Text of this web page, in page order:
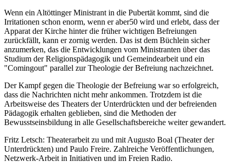
Wenn ein Altöttinger Ministrant in die Pubertät kommt, sind die
Irritationen schon enorm, wenn er aber50 wird und erlebt, dass der
Apparat der Kirche hinter die früher wichtigen Befreiungen
zurückfällt, kann er zornig werden. Das ist dem Büchlein sicher
anzumerken, das die Entwicklungen vom Ministranten über das
Studium der Religionspädagogik und Gemeindearbeit und ein
"Comingout" parallel zur Theologie der Befreiung nachzeichnet.
Der Kampf gegen die Theologie der Befreiung war so erfolgreich,
dass die Nachrichten nicht mehr ankommen. Trotzdem ist die
Arbeitsweise des Theaters der Unterdrückten und der befreienden
Pädagogik erhalten geblieben, sind die Methoden der
Bewusstseinsbildung in alle Gesellschaftsbereiche weiter gewandert.
Fritz Letsch: Theaterarbeit zu und mit Augusto Boal (Theater der
Unterdrückten) und Paulo Freire. Zahlreiche Veröffentlichungen,
Netzwerk-Arbeit in Initiativen und im Freien Radio.